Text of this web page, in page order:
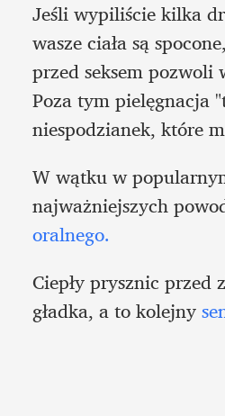
Jeśli wypiliście kilka
wasze ciała są
przed seksem
Poza tym pielęgnacja
niespodzianek, które
W wątku w
najważniejszych
oralnego.
Ciepły prysznic
gładka, a to kolejny